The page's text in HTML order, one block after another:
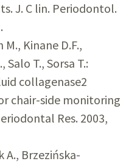
J. C lin. Periodontol.
Kinane D.F.,
Salo T., Sorsa T.:
collagenase2
chair-side monitoring
Res. 2003,
A., Brzezińska-